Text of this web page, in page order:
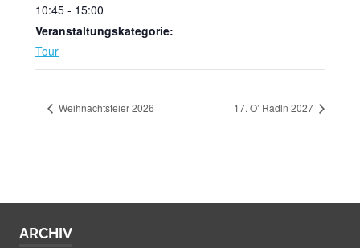
10:45 - 15:00
Veranstaltungskategorie:
Tour
Weihnachtsfeier 2026 17. O’ Radln 2027
ARCHIV